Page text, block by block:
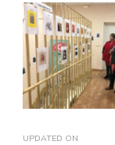
UPDATED ON